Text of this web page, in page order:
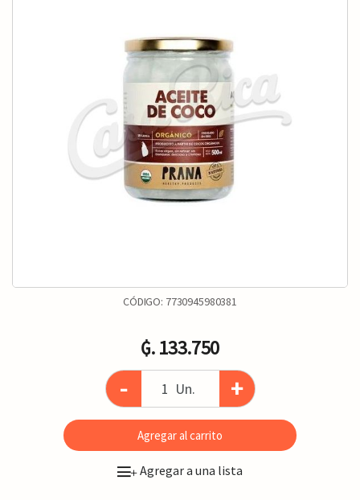
CÓDIGO: 7730945980381
₲. 133.750
- Un. +
Agregar al carrito
+Agregar a una lista